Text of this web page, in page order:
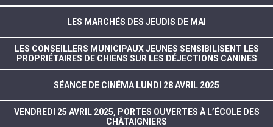
LES MARCHÉS DES JEUDIS DE MAI
LES CONSEILLERS MUNICIPAUX JEUNES SENSIBILISENT LES
PROPRIÉTAIRES DE CHIENS SUR LES DÉJECTIONS CANINES
SÉANCE DE CINÉMA LUNDI 28 AVRIL 2025
VENDREDI 25 AVRIL 2025, PORTES OUVERTES À L’ÉCOLE DES
CHÂTAIGNIERS